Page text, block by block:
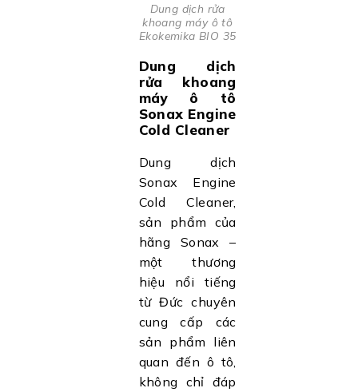
Dung dịch rửa
khoang máy ô tô
Ekokemika BIO 35
Dung dịch
rửa khoang
máy ô tô
Sonax Engine
Cold Cleaner
Dung dịch
Sonax Engine
Cold Cleaner,
sản phẩm của
hãng Sonax –
một thương
hiệu nổi tiếng
từ Đức chuyên
cung cấp các
sản phẩm liên
quan đến ô tô,
không chỉ đáp